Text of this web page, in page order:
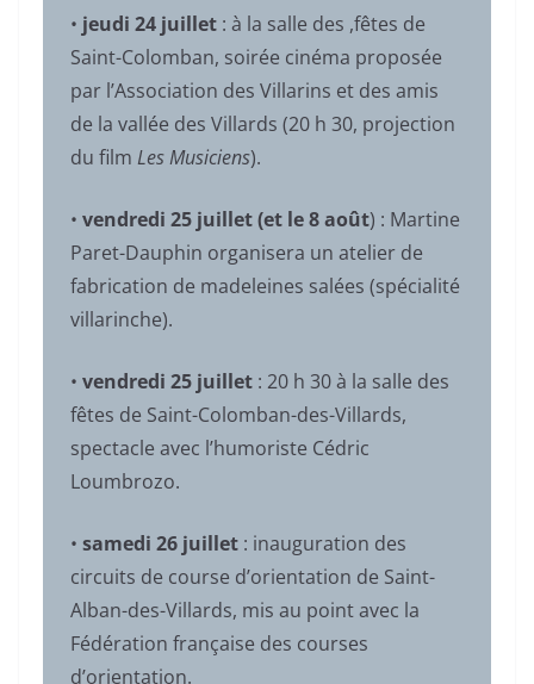
• jeudi 24 juillet: à la salle des ,fêtes de
Saint-Colomban, soirée cinéma proposée
par l’Association des Villarins et des amis
de la vallée des Villards (20 h 30, projection
du film Les Musiciens).
• vendredi 25 juillet (et le 8 août) : Martine
Paret-Dauphin organisera un atelier de
fabrication de madeleines salées (spécialité
villarinche).
• vendredi 25 juillet: 20 h 30 à la salle des
fêtes de Saint-Colomban-des-Villards,
spectacle avec l’humoriste Cédric
Loumbrozo.
• samedi 26 juillet: inauguration des
circuits de course d’orientation de Saint-
Alban-des-Villards, mis au point avec la
Fédération française des courses
d’orientation.